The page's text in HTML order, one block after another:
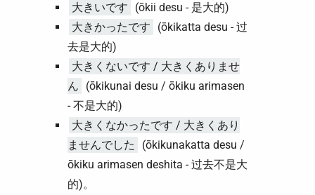
大きいです
(ōkii desu - 是大的)
大きかったです
(ōkikatta desu - 过
去是大的)
大きくないです / 大きくありませ
ん
(ōkikunai desu / ōkiku arimasen
- 不是大的)
大きくなかったです / 大きくあり
ませんでした
(ōkikunakatta desu /
ōkiku arimasen deshita - 过去不是大
的)。